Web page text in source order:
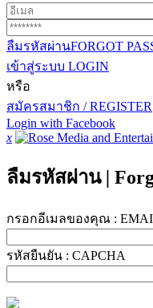
ลืมรหัสผ่านFORGOT
เข้าสู่ระบบ LOGIN
หรือ
สมัครสมาชิก / REGISTER
Login with Facebook
x
ลืมรหัสผ่าน |
กรอกอีเมลของคุณ :
รหัสยืนยัน : CAPCHA